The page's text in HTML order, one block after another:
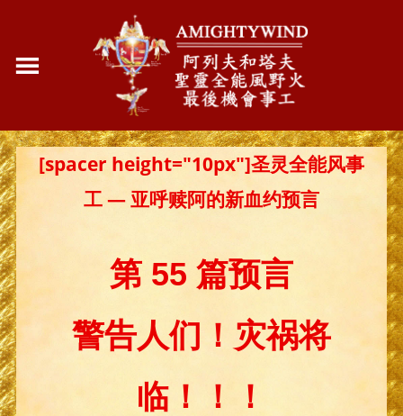
[spacer height="10px"]圣灵全能风事
工 — 亚呼赎阿的新血约预言
第 55 篇预言
警告人们！灾祸将
临！！！